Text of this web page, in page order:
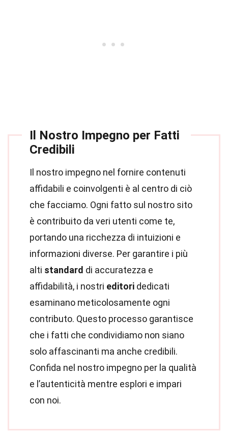
Il Nostro Impegno per Fatti
Credibili
Il nostro impegno nel fornire contenuti
affidabili e coinvolgenti è al centro di ciò
che facciamo. Ogni fatto sul nostro sito
è contribuito da veri utenti come te,
portando una ricchezza di intuizioni e
informazioni diverse. Per garantire i più
alti standard di accuratezza e
affidabilità, i nostri editori dedicati
esaminano meticolosamente ogni
contributo. Questo processo garantisce
che i fatti che condividiamo non siano
solo affascinanti ma anche credibili.
Confida nel nostro impegno per la qualità
e l’autenticità mentre esplori e impari
con noi.